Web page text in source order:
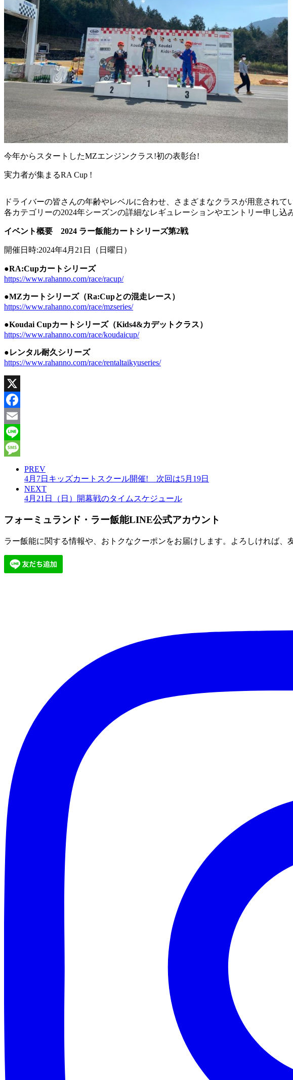
今年からスタートしたMZエンジンクラス!初の表彰台!
実力者が集まるRA Cup !
ドライバーの皆さんの年齢やレベルに合わせ、さまざまなクラスが用意されて
各カテゴリーの2024年シーズンの詳細なレギュレーションやエントリー申し
イベント概要 2024 ラー飯能カートシリーズ第2戦
開催日時:2024年4月21日（日曜日）
●RA:Cupカートシリーズ
https://www.rahanno.com/race/racup/
●MZカートシリーズ（Ra:Cupとの混走レース）
https://www.rahanno.com/race/mzseries/
●Koudai Cupカートシリーズ（Kids4&カデットクラス）
https://www.rahanno.com/race/koudaicup/
●レンタル耐久シリーズ
https://www.rahanno.com/race/rentaltaikyuseries/
X
Facebook
Email
Line
Message
PREV
4月7日キッズカートスクール開催! 次回は5月19日
NEXT
4月21日（日）開幕戦のタイムスケジュール
フォーミュランド・ラー飯能LINE公式アカウント
ラー飯能に関する情報や、おトクなクーポンをお届けします。よろしければ、